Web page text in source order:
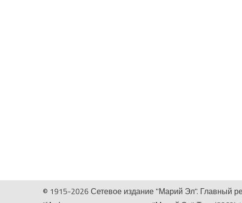
© 1915-2026 Сетевое издание "Марий Эл". Главный